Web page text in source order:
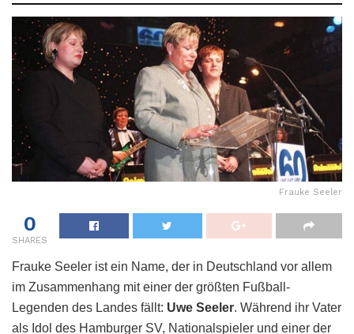
Frauke Seeler
0
SHARES
Frauke Seeler ist ein Name, der in Deutschland vor allem
im Zusammenhang mit einer der größten Fußball-
Legenden des Landes fällt: Uwe Seeler. Während ihr Vater
als Idol des Hamburger SV, Nationalspieler und einer der